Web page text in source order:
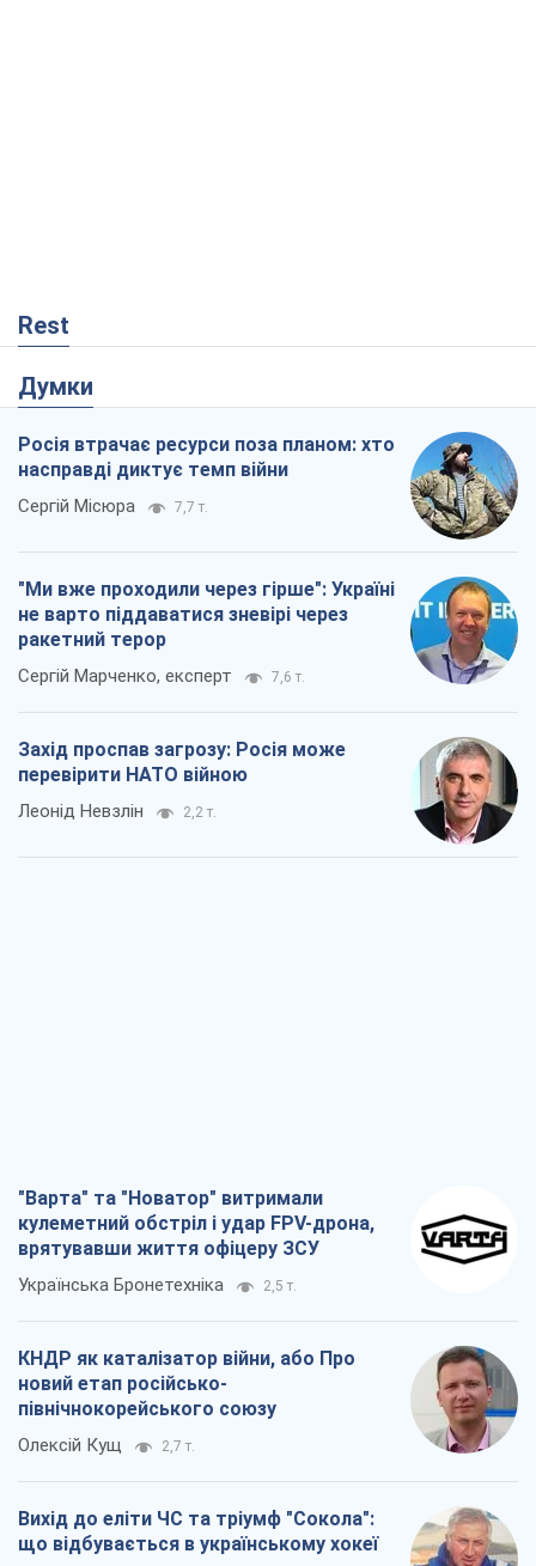
Rest
Думки
Росія втрачає ресурси поза планом: хто
насправді диктує темп війни
Сергій Місюра 7,7 т.
"Ми вже проходили через гірше": Україні
не варто піддаватися зневірі через
ракетний терор
Сергій Марченко, експерт 7,6 т.
Захід проспав загрозу: Росія може
перевірити НАТО війною
Леонід Невзлін 2,2 т.
"Варта" та "Новатор" витримали
кулеметний обстріл і удар FPV-дрона,
врятувавши життя офіцеру ЗСУ
Українська Бронетехніка 2,5 т.
КНДР як каталізатор війни, або Про
новий етап російсько-
північнокорейського союзу
Олексій Кущ 2,7 т.
Вихід до еліти ЧС та тріумф "Сокола":
що відбувається в українському хокеї